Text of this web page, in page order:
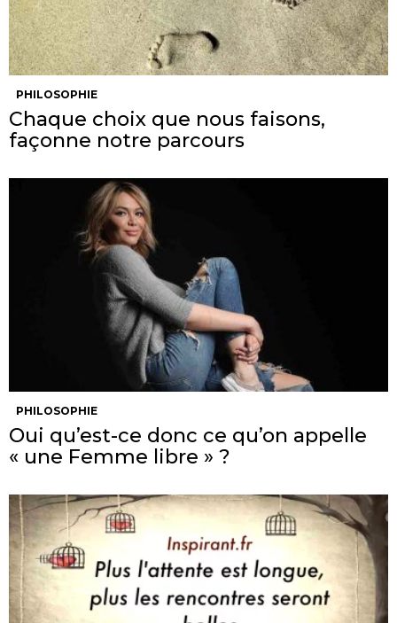
PHILOSOPHIE
Chaque choix que nous faisons,
façonne notre parcours
PHILOSOPHIE
Oui qu’est-ce donc ce qu’on appelle
« une Femme libre » ?